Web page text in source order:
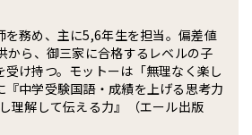
を務め、主に5,6年生を担当。偏差値
から、御三家に合格するレベルの子
け持つ。モットーは「無理なく楽し
『中学受験国語・成績を上げる思考力
理解して伝える力』（エール出版